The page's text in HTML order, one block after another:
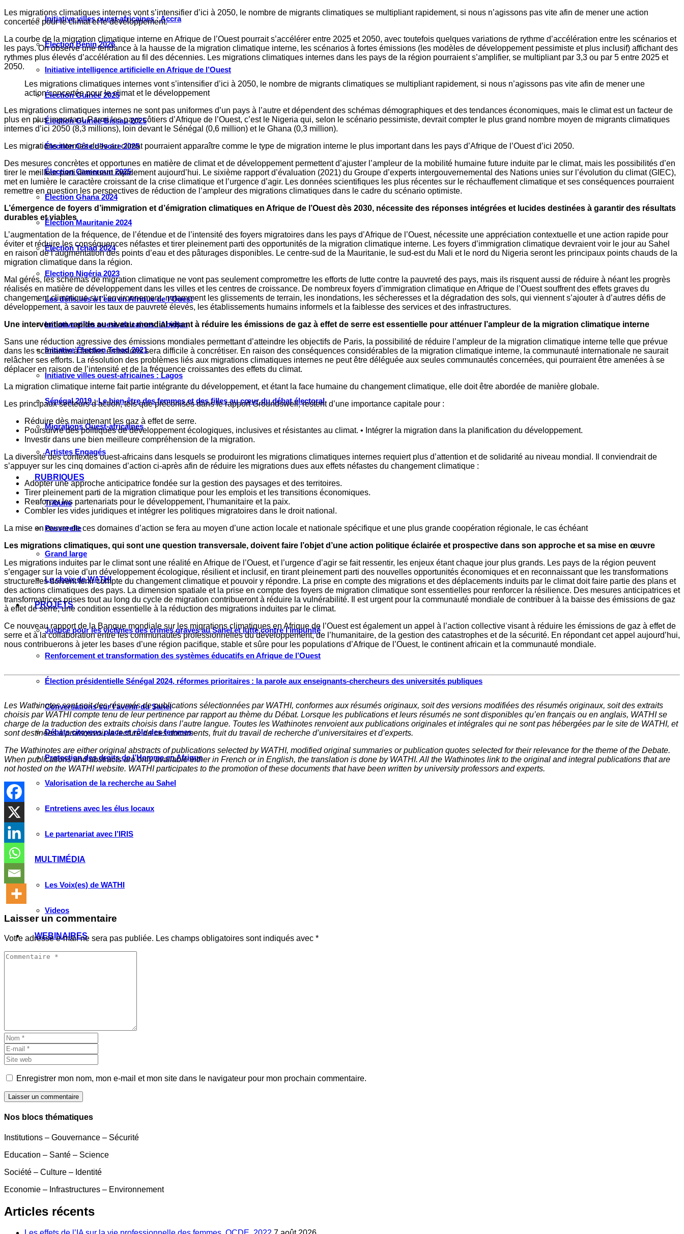
Initiative villes ouest-africaines : Accra
Élection Bénin 2026
Initiative intelligence artificielle en Afrique de l’Ouest
Élection Guinée 2025
Élection Guinée-Bissau 2025
Élection Côte d’Ivoire 2025
Élection Cameroun 2025
Élection Ghana 2024
Élection Mauritanie 2024
Élection Tchad 2024
Election Nigéria 2023
Les défis liés à l’eau en Afrique de l’Ouest
Initiative villes ouest-africaines : Abidjan
Initiative Élection Tchad 2021
Initiative villes ouest-africaines : Lagos
Sénégal 2019 : Le bien-être des femmes et des filles au cœur du débat électoral
Migrations Ouest-africaines
Artistes Engagés
RUBRIQUES
Tribune
Passerelle
Grand large
Le choix de WATHI
PROJETS
Justice pour les victimes des crimes graves au Sahel et lutte contre l’impunité
Renforcement et transformation des systèmes éducatifs en Afrique de l’Ouest
Élection présidentielle Sénégal 2024, réformes prioritaires : la parole aux enseignants-chercheurs des universités publiques
Conversations sur l’avenir du Sahel
Débats citoyens place et rôle des femmes
Protection des droits de l’Homme en Afrique
Valorisation de la recherche au Sahel
Entretiens avec les élus locaux
Le partenariat avec l’IRIS
MULTIMÉDIA
Les Voix(es) de WATHI
Videos
WEBINAIRES
Les migrations climatiques internes vont s’intensifier d’ici à 2050, le nombre de migrants climatiques se multipliant rapidement, si nous n’agissons pas vite afin de mener une action
concertée pour le climat et le développement.
La courbe de la migration climatique interne en Afrique de l’Ouest pourrait s’accélérer entre 2025 et 2050, avec toutefois quelques variations de rythme d’accélération entre les scénarios et
les pays. On observe une tendance à la hausse de la migration climatique interne, les scénarios à fortes émissions (les modèles de développement pessimiste et plus inclusif) affichant des
rythmes plus élevés d’accélération au fil des décennies. Les migrations climatiques internes dans les pays de la région pourraient s’amplifier, se multipliant par 3,3 ou par 5 entre 2025 et
2050.
Les migrations climatiques internes vont s’intensifier d’ici à 2050, le nombre de migrants climatiques se multipliant rapidement, si nous n’agissons pas vite afin de mener une
action concertée pour le climat et le développement
Les migrations climatiques internes ne sont pas uniformes d’un pays à l’autre et dépendent des schémas démographiques et des tendances économiques, mais le climat est un facteur de
plus en plus important. Parmi les pays côtiers d’Afrique de l’Ouest, c’est le Nigeria qui, selon le scénario pessimiste, devrait compter le plus grand nombre moyen de migrants climatiques
internes d’ici 2050 (8,3 millions), loin devant le Sénégal (0,6 million) et le Ghana (0,3 million).
Les migrations internes dues au climat pourraient apparaître comme le type de migration interne le plus important dans les pays d’Afrique de l’Ouest d’ici 2050.
Des mesures concrètes et opportunes en matière de climat et de développement permettent d’ajuster l’ampleur de la mobilité humaine future induite par le climat, mais les possibilités d’en
tirer le meilleur parti diminuent rapidement aujourd’hui. Le sixième rapport d’évaluation (2021) du Groupe d’experts intergouvernemental des Nations unies sur l’évolution du climat (GIEC),
met en lumière le caractère croissant de la crise climatique et l’urgence d’agir. Les données scientifiques les plus récentes sur le réchauffement climatique et ses conséquences pourraient
remettre en question les perspectives de réduction de l’ampleur des migrations climatiques dans le cadre du scénario optimiste.
L’émergence de foyers d’immigration et d’émigration climatiques en Afrique de l’Ouest dès 2030, nécessite des réponses intégrées et lucides destinées à garantir des résultats
durables et viables
L’augmentation de la fréquence, de l’étendue et de l’intensité des foyers migratoires dans les pays d’Afrique de l’Ouest, nécessite une appréciation contextuelle et une action rapide pour
éviter et réduire les conséquences néfastes et tirer pleinement parti des opportunités de la migration climatique interne. Les foyers d’immigration climatique devraient voir le jour au Sahel
en raison de l’augmentation des points d’eau et des pâturages disponibles. Le centre-sud de la Mauritanie, le sud-est du Mali et le nord du Nigeria seront les principaux points chauds de la
migration climatique dans la région.
Mal gérés, les schémas de migration climatique ne vont pas seulement compromettre les efforts de lutte contre la pauvreté des pays, mais ils risquent aussi de réduire à néant les progrès
réalisés en matière de développement dans les villes et les centres de croissance. De nombreux foyers d’immigration climatique en Afrique de l’Ouest souffrent des effets graves du
changement climatique sur l’environnement, notamment les glissements de terrain, les inondations, les sécheresses et la dégradation des sols, qui viennent s’ajouter à d’autres défis de
développement, à savoir les taux de pauvreté élevés, les établissements humains informels et la faiblesse des services et des infrastructures.
Une intervention rapide au niveau mondial visant à réduire les émissions de gaz à effet de serre est essentielle pour atténuer l’ampleur de la migration climatique interne
Sans une réduction agressive des émissions mondiales permettant d’atteindre les objectifs de Paris, la possibilité de réduire l’ampleur de la migration climatique interne telle que prévue
dans les scénarios à faibles émissions sera difficile à concrétiser. En raison des conséquences considérables de la migration climatique interne, la communauté internationale ne saurait
relâcher ses efforts. La résolution des problèmes liés aux migrations climatiques internes ne peut être déléguée aux seules communautés concernées, qui pourraient être amenées à se
déplacer en raison de l’intensité et de la fréquence croissantes des effets du climat.
La migration climatique interne fait partie intégrante du développement, et étant la face humaine du changement climatique, elle doit être abordée de manière globale.
Les principaux secteurs d’action, tels que préconisés dans le rapport Groundswell, restent d’une importance capitale pour :
Réduire dès maintenant les gaz à effet de serre.
Poursuivre des politiques de développement écologiques, inclusives et résistantes au climat. • Intégrer la migration dans la planification du développement.
Investir dans une bien meilleure compréhension de la migration.
La diversité des contextes ouest-africains dans lesquels se produiront les migrations climatiques internes requiert plus d’attention et de solidarité au niveau mondial. Il conviendrait de
s’appuyer sur les cinq domaines d’action ci-après afin de réduire les migrations dues aux effets néfastes du changement climatique :
Adopter une approche anticipatrice fondée sur la gestion des paysages et des territoires.
Tirer pleinement parti de la migration climatique pour les emplois et les transitions économiques.
Renforcer les partenariats pour le développement, l’humanitaire et la paix.
Combler les vides juridiques et intégrer les politiques migratoires dans le droit national.
La mise en œuvre de ces domaines d’action se fera au moyen d’une action locale et nationale spécifique et une plus grande coopération régionale, le cas échéant
Les migrations climatiques, qui sont une question transversale, doivent faire l’objet d’une action politique éclairée et prospective dans son approche et sa mise en œuvre
Les migrations induites par le climat sont une réalité en Afrique de l’Ouest, et l’urgence d’agir se fait ressentir, les enjeux étant chaque jour plus grands. Les pays de la région peuvent
s’engager sur la voie d’un développement écologique, résilient et inclusif, en tirant pleinement parti des nouvelles opportunités économiques et en reconnaissant que les transformations
structurelles doivent tenir compte du changement climatique et pouvoir y répondre. La prise en compte des migrations et des déplacements induits par le climat doit faire partie des plans et
des actions climatiques des pays. La dimension spatiale et la prise en compte des foyers de migration climatique sont essentielles pour renforcer la résilience. Des mesures anticipatrices et
transformatrices prises tout au long du cycle de migration contribueront à réduire la vulnérabilité. Il est urgent pour la communauté mondiale de contribuer à la baisse des émissions de gaz
à effet de serre, une condition essentielle à la réduction des migrations induites par le climat.
Ce nouveau rapport de la Banque mondiale sur les migrations climatiques en Afrique de l’Ouest est également un appel à l’action collective visant à réduire les émissions de gaz à effet de
serre et à la collaboration entre les communautés professionnelles du développement, de l’humanitaire, de la gestion des catastrophes et de la sécurité. En répondant cet appel aujourd’hui,
nous contribuerons à jeter les bases d’une région pacifique, stable et sûre pour les populations d’Afrique de l’Ouest, le continent africain et la communauté mondiale.
Les Wathinotes sont soit des résumés de publications sélectionnées par WATHI, conformes aux résumés originaux, soit des versions modifiées des résumés originaux, soit des extraits
choisis par WATHI compte tenu de leur pertinence par rapport au thème du Débat. Lorsque les publications et leurs résumés ne sont disponibles qu’en français ou en anglais, WATHI se
charge de la traduction des extraits choisis dans l’autre langue. Toutes les Wathinotes renvoient aux publications originales et intégrales qui ne sont pas hébergées par le site de WATHI, et
sont destinées à promouvoir la lecture de ces documents, fruit du travail de recherche d’universitaires et d’experts.
The Wathinotes are either original abstracts of publications selected by WATHI, modified original summaries or publication quotes selected for their relevance for the theme of the Debate.
When publications and abstracts are only available either in French or in English, the translation is done by WATHI. All the Wathinotes link to the original and integral publications that are
not hosted on the WATHI website. WATHI participates to the promotion of these documents that have been written by university professors and experts.
Laisser un commentaire
Votre adresse e-mail ne sera pas publiée. Les champs obligatoires sont indiqués avec *
Enregistrer mon nom, mon e-mail et mon site dans le navigateur pour mon prochain commentaire.
Laisser un commentaire
Nos blocs thématiques
Institutions – Gouvernance – Sécurité
Education – Santé – Science
Société – Culture – Identité
Economie – Infrastructures – Environnement
Articles récents